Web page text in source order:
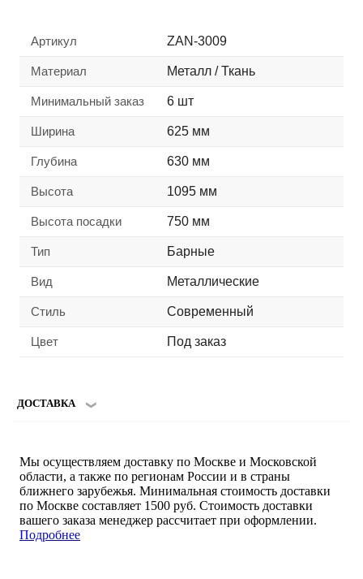
Артикул ZAN-3009
Материал Металл / Ткань
Минимальный заказ 6 шт
Ширина 625 мм
Глубина 630 мм
Высота 1095 мм
Высота посадки 750 мм
Тип Барные
Вид Металлические
Стиль Современный
Цвет Под заказ
ДОСТАВКА
Мы осуществляем доставку по Москве и Московской
области, а также по регионам России и в страны
ближнего зарубежья. Минимальная стоимость доставки
по Москве составляет 1500 руб. Стоимость доставки
вашего заказа менеджер рассчитает при оформлении.
Подробнее